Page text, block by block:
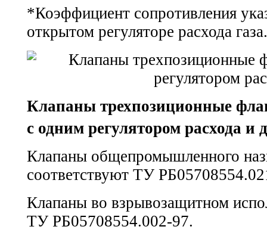
*Коэффициент сопротивления
открытом регуляторе расхода газа.
Клапаны трехпозиционные
с одним регулятором расхода
Клапаны общепромышленного
соответствуют ТУ
Клапаны во взрывозащитном
ТУ РБ05708554.002-97.